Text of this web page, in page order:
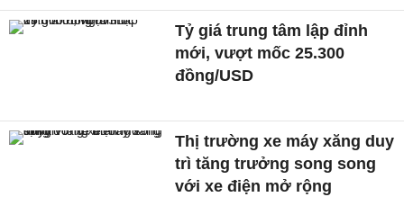
Tỷ giá trung tâm lập đỉnh
mới, vượt mốc 25.300
đồng/USD
Thị trường xe máy xăng duy
trì tăng trưởng song song
với xe điện mở rộng